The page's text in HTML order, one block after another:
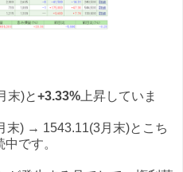
末)と+3.33% 上昇していま
末) → 1543.11(3月末)とこち
中です。